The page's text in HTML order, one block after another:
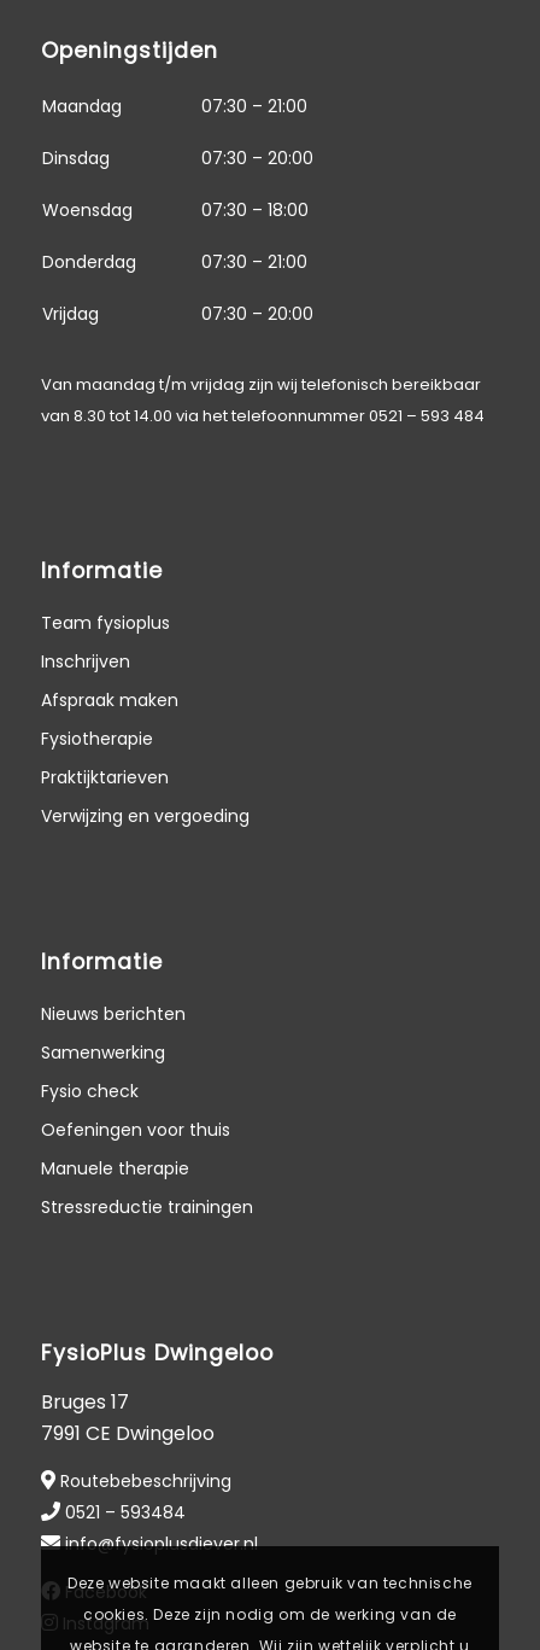
Openingstijden
Maandag 07:30 – 21:00
Dinsdag 07:30 – 20:00
Woensdag 07:30 – 18:00
Donderdag 07:30 – 21:00
Vrijdag 07:30 – 20:00
Van maandag t/m vrijdag zijn wij telefonisch bereikbaar
van 8.30 tot 14.00 via het telefoonnummer0521 – 593 484
Informatie
Team fysioplus
Inschrijven
Afspraak maken
Fysiotherapie
Praktijktarieven
Verwijzing en vergoeding
Informatie
Nieuws berichten
Samenwerking
Fysio check
Oefeningen voor thuis
Manuele therapie
Stressreductie trainingen
FysioPlus Dwingeloo
Bruges 17
7991 CE Dwingeloo
Routebebeschrijving
0521 – 593484
info@fysioplusdiever.nl
Facebook
Instagram
Deze website maakt alleen gebruik van technische
cookies. Deze zijn nodig om de werking van de
website te garanderen. Wij zijn wettelijk verplicht u